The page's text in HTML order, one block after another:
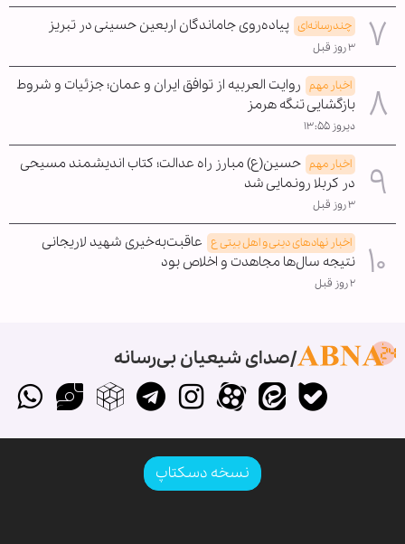
چندرسانه‌ای پیاده‌روی جاماندگان اربعین حسینی در تبریز
۳ روز قبل
اخبار مهم روایت العربیه از توافق ایران و عمان؛ جزئیات و شروط
بازگشایی تنگه هرمز
دیروز ۱۳:۵۵
اخبار مهم حسین(ع) مبارز راه عدالت؛ کتاب اندیشمند مسیحی
در کربلا رونمایی شد
۳ روز قبل
اخبار نهادهای دینی و اهل بیتی ع عاقبت‌به‌خیری شهید لاریجانی
نتیجه سال‌ها مجاهدت و اخلاص بود
۲ روز قبل
صدای شیعیان بی‌رسانه
نسخه دسکتاپ